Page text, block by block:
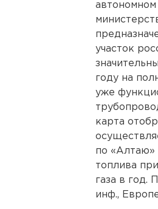
участок
году на
уже
карта
по «Алтаю»
топлива
газа в год.
инф.,